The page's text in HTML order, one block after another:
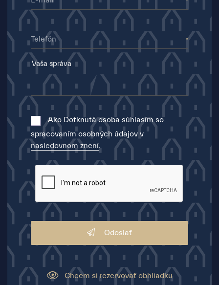
Telefón
Ako Dotknutá osoba súhlasím so
spracovaním osobných údajov v
nasledovnom znení.
Odoslať
Chcem si rezervovať obhliadku